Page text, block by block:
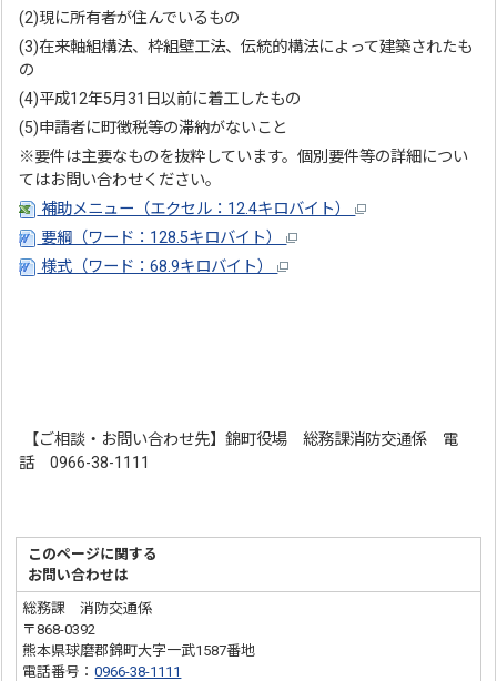
(2)現に所有者が住んでいるもの
(3)在来軸組構法、枠組壁工法、伝統的構法によって建築されたも
の
(4)平成12年5月31日以前に着工したもの
(5)申請者に町徴税等の滞納がないこと
※要件は主要なものを抜粋しています。個別要件等の詳細につい
てはお問い合わせください。
補助メニュー（エクセル：12.4キロバイト）
要綱（ワード：128.5キロバイト）
様式（ワード：68.9キロバイト）
【ご相談・お問い合わせ先】錦町役場 総務課消防交通係 電
話 0966-38-1111
このページに関する
お問い合わせは
総務課 消防交通係
〒868-0392
熊本県球磨郡錦町大字一武1587番地
電話番号：0966-38-1111